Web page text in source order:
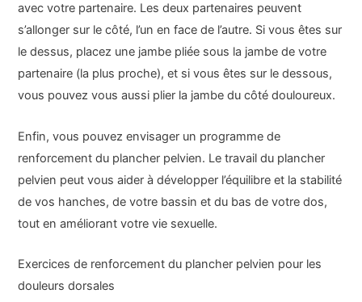
avec votre partenaire. Les deux partenaires peuvent
s’allonger sur le côté, l’un en face de l’autre. Si vous êtes sur
le dessus, placez une jambe pliée sous la jambe de votre
partenaire (la plus proche), et si vous êtes sur le dessous,
vous pouvez vous aussi plier la jambe du côté douloureux.
Enfin, vous pouvez envisager un programme de
renforcement du plancher pelvien. Le travail du plancher
pelvien peut vous aider à développer l’équilibre et la stabilité
de vos hanches, de votre bassin et du bas de votre dos,
tout en améliorant votre vie sexuelle.
Exercices de renforcement du plancher pelvien pour les
douleurs dorsales